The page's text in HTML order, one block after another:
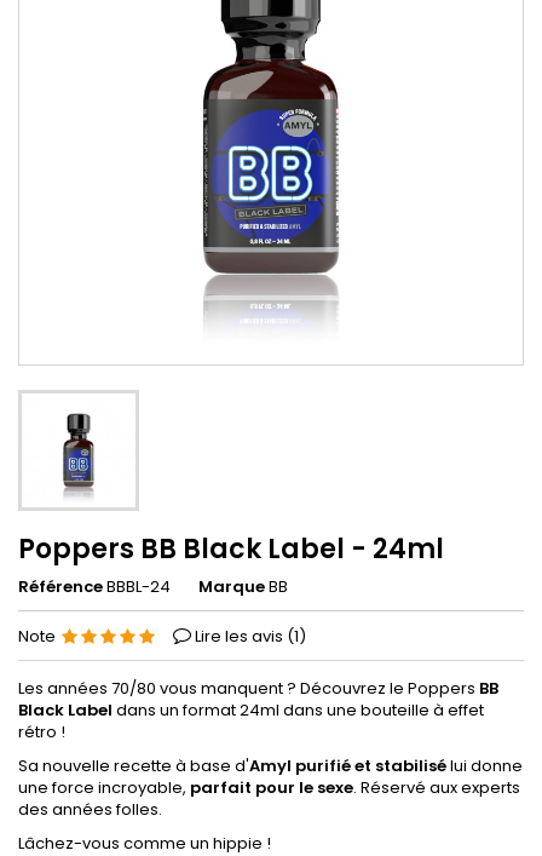
Poppers BB Black Label - 24ml
RéférenceBBBL-24 MarqueBB
Note Lire les avis (1)
Les années 70/80 vous manquent ? Découvrez le Poppers BB
Black Label dans un format 24ml dans une bouteille à effet
rétro !
Sa nouvelle recette à base d'Amyl purifié et stabilisélui donne
une force incroyable, parfait pour le sexe. Réservé aux experts
des années folles.
Lâchez-vous comme un hippie !